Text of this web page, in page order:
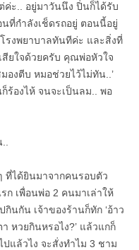
ค่ะ.. อยู่มาวันนึง ปิ่นก็ได้รับ
ที่กำลังเช็ดรถอยู่ ตอนนี้อยู่
รงพยาบาลทันทีค่ะ และสิ่งที่
สียใจด้วยครับ คุณพ่อหัวใจ
องตีบ หมอช่วยไว้ไม่ทัน..’
ร้องไห้ จนจะเป็นลม.. พอ
ที่ได้ยินมาจากคนรอบตัว
ก เพื่อนพ่อ 2 คนมาเล่าให้
กินกัน เจ้าของร้านก็ทัก ‘อ้าว
หวยกินหรอไง?’ แล้วแกก็
แล้วไง จะสั่งทำไม 3 ชาม